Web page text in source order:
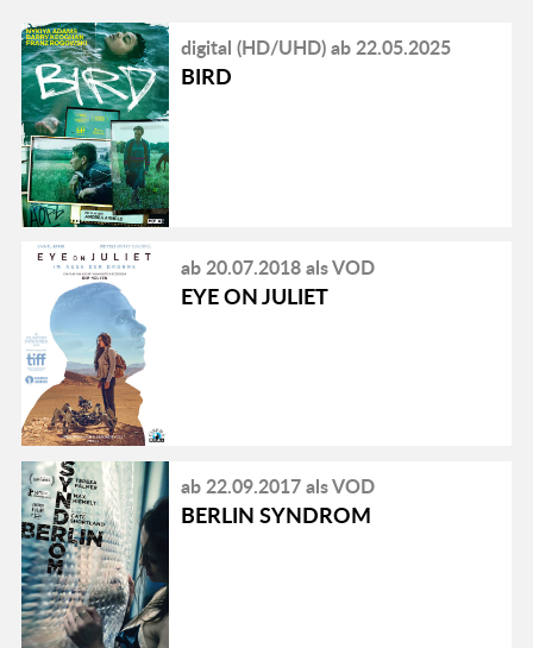
digital (HD/UHD) ab 22.05.2025
BIRD
ab 20.07.2018 als VOD
EYE ON JULIET
ab 22.09.2017 als VOD
BERLIN SYNDROM